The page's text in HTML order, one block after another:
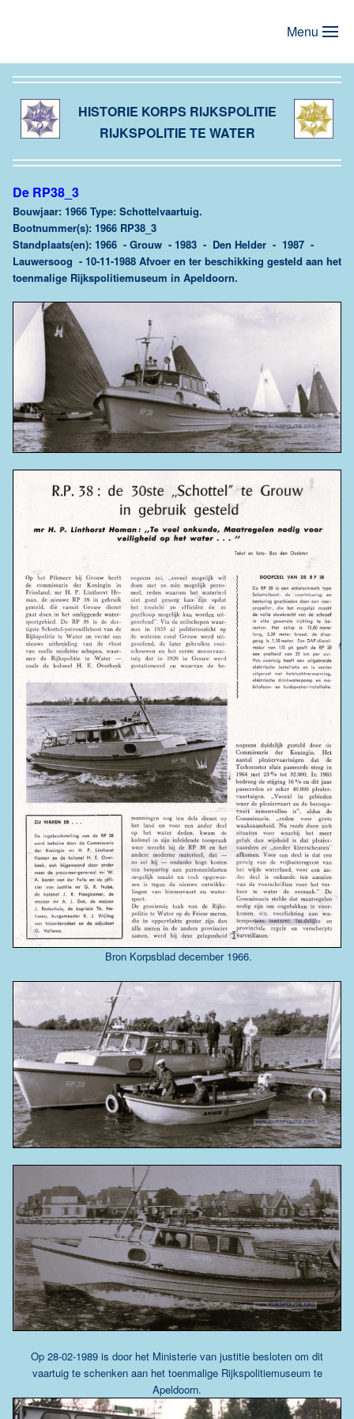
Menu
HISTORIE KORPS RIJKSPOLITIE
RIJKSPOLITIE TE WATER
De RP38_3
Bouwjaar: 1966 Type: Schottelvaartuig.
Bootnummer(s): 1966 RP38_3
Standplaats(en): 1966 - Grouw - 1983 - Den Helder - 1987 -
Lauwersoog - 10-11-1988 Afvoer en ter beschikking gesteld aan het
toenmalige Rijkspolitiemuseum in Apeldoorn.
Bron Korpsblad december 1966.
Op 28-02-1989 is door het Ministerie van justitie besloten om dit
vaartuig te schenken aan het toenmalige Rijkspolitiemuseum te
Apeldoorn.